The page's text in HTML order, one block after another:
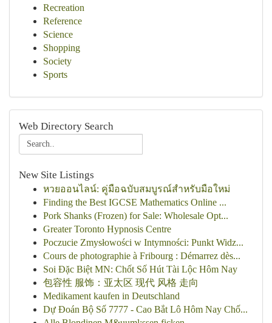
Recreation
Reference
Science
Shopping
Society
Sports
Web Directory Search
New Site Listings
หวยออนไลน์: คู่มือฉบับสมบูรณ์สำหรับมือใหม่
Finding the Best IGCSE Mathematics Online ...
Pork Shanks (Frozen) for Sale: Wholesale Opt...
Greater Toronto Hypnosis Centre
Poczucie Zmysłowości w Intymności: Punkt Widz...
Cours de photographie à Fribourg : Démarrez dès...
Soi Đặc Biệt MN: Chốt Số Hút Tài Lộc Hôm Nay
包容性 服饰：亚太区 现代 风格 走向
Medikament kaufen in Deutschland
Dự Đoán Bộ Số 7777 - Cao Bắt Lô Hôm Nay Chố...